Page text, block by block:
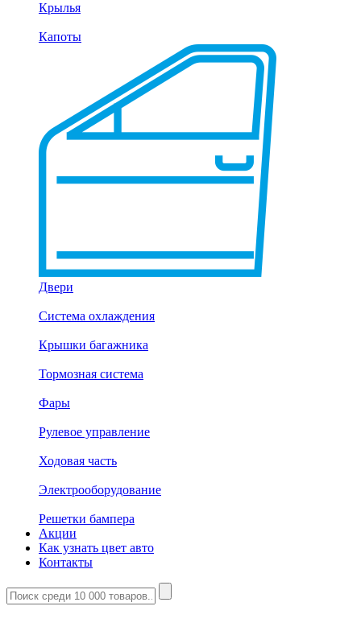
Крылья
Капоты
Двери
Система охлаждения
Крышки багажника
Тормозная система
Фары
Рулевое управление
Ходовая часть
Электрооборудование
Решетки бампера
Акции
Как узнать цвет авто
Контакты